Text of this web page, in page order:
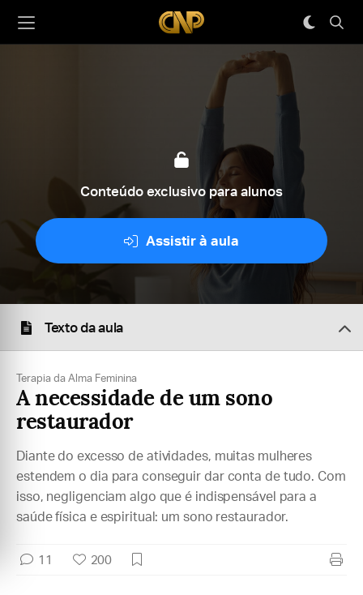
Conteúdo exclusivo para alunos
Assistir à aula
Texto da aula
Terapia da Alma Feminina
A necessidade de um sono
restaurador
Diante do excesso de atividades, muitas mulheres
estendem o dia para conseguir dar conta de tudo. Com
isso, negligenciam algo que é indispensável para a
saúde física e espiritual: um sono restaurador.
11 200